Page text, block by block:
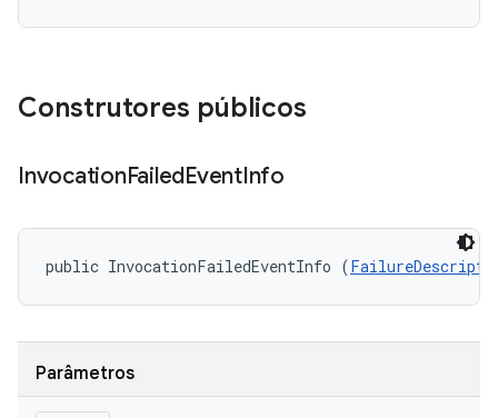
Construtores públicos
InvocationFailedEventInfo
public InvocationFailedEventInfo (
Parâmetros